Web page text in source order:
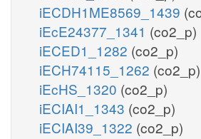
iECDH1ME8569_1439
iEcE24377_1341 (co2_p)
iECED1_1282 (co2_p)
iECH74115_1262 (co2_p)
iEcHS_1320 (co2_p)
iECIAI1_1343 (co2_p)
iECIAI39_1322 (co2_p)